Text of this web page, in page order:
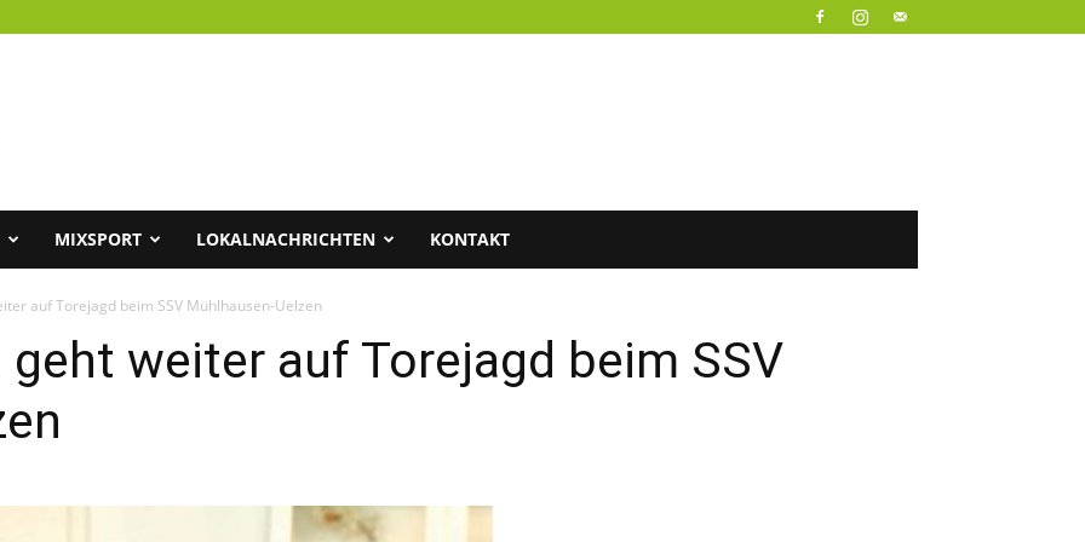
MIXSPORT LOKALNACHRICHTEN KONTAKT
auf Torejagd beim SSV Mühlhausen-Uelzen
geht weiter auf Torejagd beim SSV